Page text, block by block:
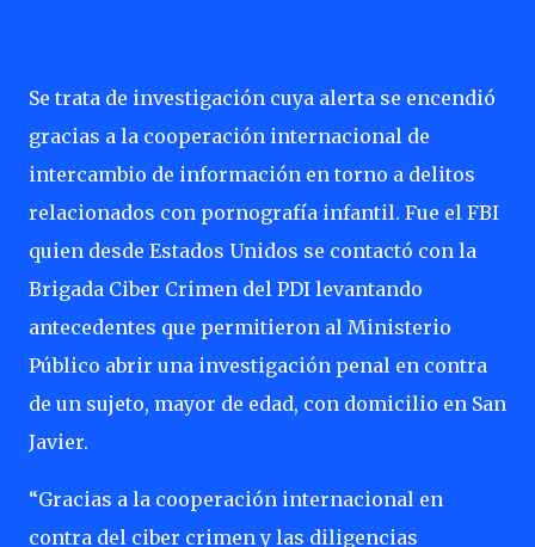
Se trata de investigación cuya alerta se encendió
gracias a la cooperación internacional de
intercambio de información en torno a delitos
relacionados con pornografía infantil. Fue el FBI
quien desde Estados Unidos se contactó con la
Brigada Ciber Crimen del PDI levantando
antecedentes que permitieron al Ministerio
Público abrir una investigación penal en contra
de un sujeto, mayor de edad, con domicilio en San
Javier.
“Gracias a la cooperación internacional en
contra del ciber crimen y las diligencias